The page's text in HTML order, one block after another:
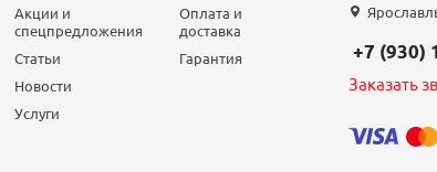
Акции и
спецпредложения
Статьи
Новости
Услуги
Оплата и
доставка
Гарантия
+7 (930)
Заказать